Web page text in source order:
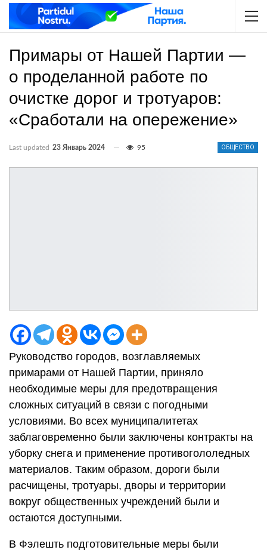
Примары от Нашей Партии —
о проделанной работе по
очистке дорог и тротуаров:
«Сработали на опережение»
ОБЩЕСТВО
Last updated 23 Январь 2024 95
Руководство городов, возглавляемых
примарами от Нашей Партии, приняло
необходимые меры для предотвращения
сложных ситуаций в связи с погодными
условиями. Во всех муниципалитетах
заблаговременно были заключены контракты на
уборку снега и применение противогололедных
материалов. Таким образом, дороги были
расчищены, тротуары, дворы и территории
вокруг общественных учреждений были и
остаются доступными.
В Фэлешть подготовительные меры были